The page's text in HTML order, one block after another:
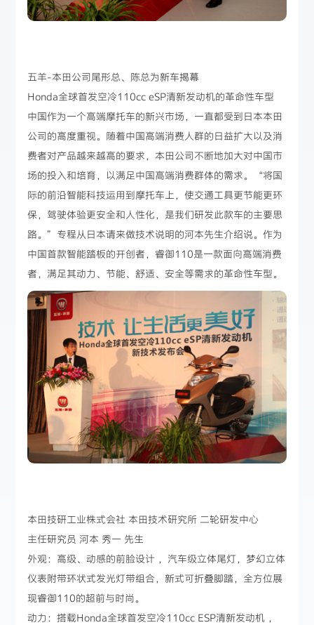
五羊-本田公司尾形总、陈总为新车揭幕
Honda全球首发空冷110cc eSP清新发动机的革命性车型
中国作为一个高端摩托车的新兴市场，一直都受到日本本田
公司的高度重视。随着中国高端消费人群的日益扩大以及消
费者对产品越来越高的要求，本田公司不断地加大对中国市
场的投入和培育，以满足中国高端消费群体的需求。“将国
际的前沿智能科技运用到摩托车上，使交通工具更节能更环
保，驾驶体验更安全和人性化，是我们研发此款车的主要思
路。”专程从日本请来做技术说明的河本先生介绍说。作为
中国首款智能踏板的开创者，睿御110是一款面向高端消费
者，满足其动力、节能、舒适、安全等需求的革命性车型。
本田技研工业株式会社 本田技术研究所 二轮研发中心
主任研究员 河本 秀一 先生
外观：高级、动感的前脸设计 ，汽车级立体尾灯，梦幻立体
仪表附带环状式发光灯带组合，新式可折叠脚踏，全方位展
现睿御110的超前与时尚。
动力：搭载Honda全球首发空冷110cc ESP清新发动机 ，